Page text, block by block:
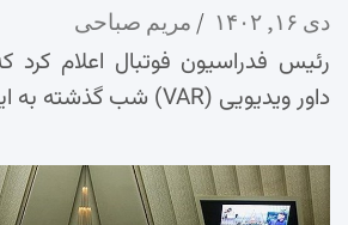
دی ۱۶, ۱۴۰۲ مریم صباحی
رئیس فدراسیون فوتبال اعلام
داور ویدیویی (VAR) شب گذشته به ایران…